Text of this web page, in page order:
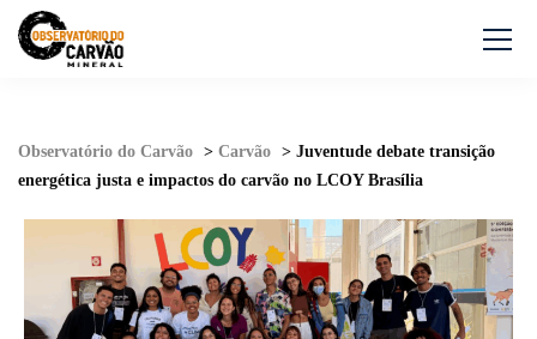
Observatório do Carvão > Carvão > Juventude debate transição
energética justa e impactos do carvão no LCOY Brasília